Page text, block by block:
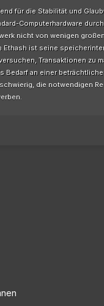
für die Stabilität und
Computerhardware
nicht von wenigen
ist seine
Transaktionen zu
Bedarf an einer
die notwendigen